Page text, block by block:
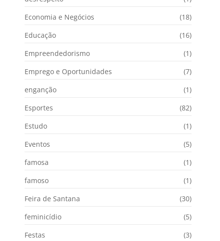
Economia e Negócios
(18)
Educação
(16)
Empreendedorismo
(1)
Emprego e Oportunidades
(7)
enganção
(1)
Esportes
(82)
Estudo
(1)
Eventos
(5)
famosa
(1)
famoso
(1)
Feira de Santana
(30)
feminicídio
(5)
Festas
(3)